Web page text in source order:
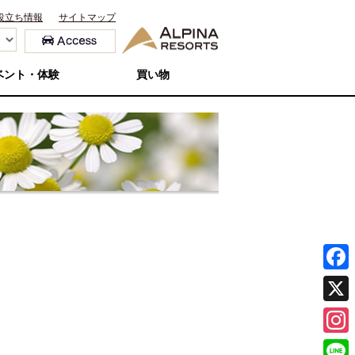
立ち情報 サイトマップ
ント・体験 買い物
F
a
c
X
I